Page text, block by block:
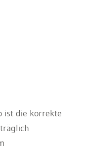
ist die korrekte